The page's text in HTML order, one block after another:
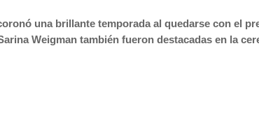
una brillante temporada al quedarse con el
Weigman también fueron destacadas en la